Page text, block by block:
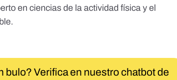
en ciencias de la actividad física y el
.
bulo? Verifica en nuestro chatbot de